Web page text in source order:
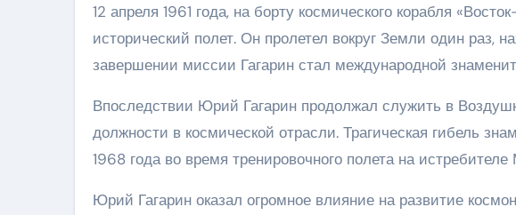
12 апреля 1961 года, на борту космического корабля
исторический полет. Он пролетел вокруг Земли один раз,
завершении миссии Гагарин стал международной
Впоследствии Юрий Гагарин продолжал служить в
должности в космической отрасли. Трагическая гибель
1968 года во время тренировочного полета на
Юрий Гагарин оказал огромное влияние на развитие